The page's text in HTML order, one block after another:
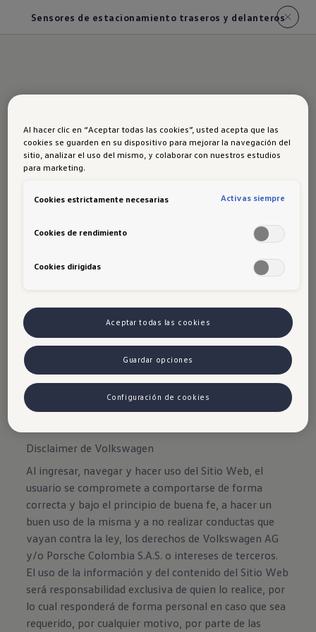
Sensores de estacionamiento traseros y delanteros
estacionamiento
traseros y delanteros
Con lossensores de
maniobra con precisión milimétrica
objetos o personas cada vez que
salgan o entren en espacios de
estacionamiento.
Disclaimer de Volkswagen
Al ingresar, navegar y hacer uso del Sitio Web, el
usuario se compromete a comportarse de forma
correcta y bajo el principio de buena fe, a hacer un
buen uso de la misma y a no realizar conductas que
vayan contra la ley, los derechos de Volkswagen AG
y/o Porsche Colombia S.A.S. o intereses de terceros.
El uso de la información y del contenido del Sitio Web
será responsabilidad exclusiva de quien lo realice, por
lo cual responderá de forma personal en caso que sea
requerido, por cualquier motivo, por parte de las
Al hacer clic en “Aceptar todas las cookies”, usted acepta que las
cookies se guarden en su dispositivo para mejorar la navegación del
sitio, analizar el uso del mismo, y colaborar con nuestros estudios
para marketing.
Cookies estrictamente necesarias Activas siempre
Cookies de rendimiento
Cookies dirigidas
Aceptar todas las cookies
Guardar opciones
Configuración de cookies